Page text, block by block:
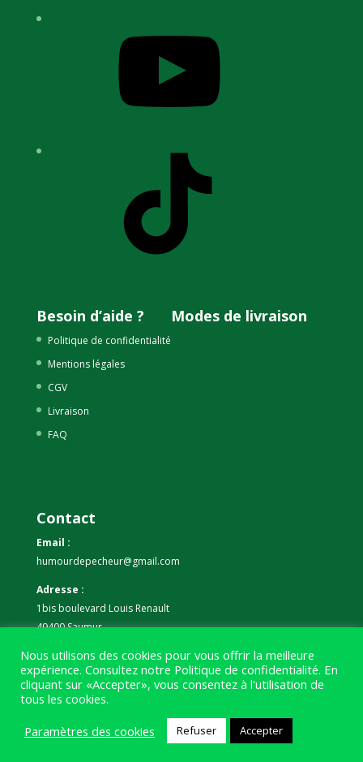
Besoin d’aide ?
Politique de confidentialité
Mentions légales
CGV
Livraison
FAQ
Modes de livraison
Contact
Email :
humourdepecheur@gmail.com
Adresse :
1bis boulevard Louis Renault
49400 Saumur
Téléphone :
07 59 61 06 63
Nous utilisons des cookies pour vous offrir la meilleure
expérience. Consultez notre Politique de confidentialité. En
cliquant sur «Accepter», vous consentez à l'utilisation de
tous les cookies.
Paramètres des cookies
Refuser Accepter